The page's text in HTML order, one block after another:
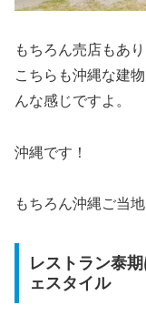
もちろん売店もあ
こちらも沖縄な建
んな感じですよ。
沖縄です！
もちろん沖縄ご当
レストラン泰
ェスタイル